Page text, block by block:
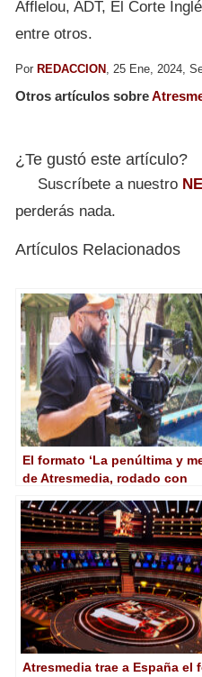
Afflelou, ADT, El Corte
entre otros.
Por REDACCION , 25 Ene, 2024,
Otros artículos sobre
¿Te gustó este artículo?
Suscríbete a nuestro
perderás nada.
Artículos Relacionados
El formato ‘La penúltima y
de Atresmedia, rodado con
Atresmedia trae a España el